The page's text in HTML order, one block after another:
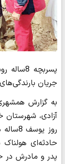
پسربچه
جریان
به گزارش
آزادی،
حادثه‌ای
پدر و مادرش در